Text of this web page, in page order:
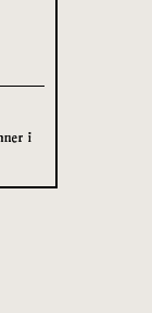
i